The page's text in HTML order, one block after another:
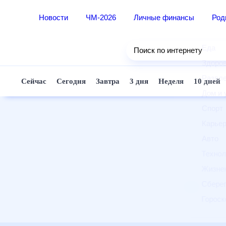
Новости ЧМ-2026 Личные финансы
Поиск по интернету
Сейчас Сегодня Завтра 3 дня Неделя 10